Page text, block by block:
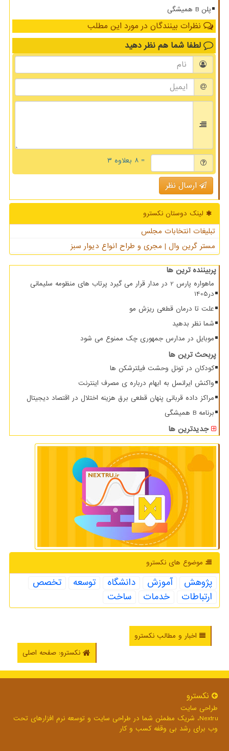
پلن B همیشگی
نظرات بینندگان در مورد این مطلب
لطفا شما هم نظر دهید
= ۸ بعلاوه ۳
ارسال نظر
لینک دوستان نكسترو
تبلیغات انتخابات مجلس
مستر گرین وال | مجری و طراح انواع دیوار سبز
پربیننده ترین ها
ماهواره پارس 2 در مدار قرار می گیرد پرتاب های منظومه سلیمانی
در1405
علت تا درمان قطعی ریزش مو
شما نظر بدهید
موبایل در مدارس جمهوری چک ممنوع می شود
پربحث ترین ها
کودکان در تونل وحشت فیلترشکن ها
واکنش ایرانسل به ابهام درباره ی مصرف اینترنت
مراکز داده قربانی پنهان قطعی برق هزینه اختلال در اقتصاد دیجیتال
برنامه B همیشگی
جدیدترین ها
موضوع های نكسترو
پژوهش آموزش دانشگاه توسعه
تخصص
ارتباطات
خدمات ساخت
اخبار و مطالب نکسترو
نکسترو: صفحه اصلی
نكسترو
طراحی سایت
Nextru، شریک مطمئن شما در طراحی سایت و توسعه نرم افزارهای تحت
وب برای رشد بی وقفه کسب و کار